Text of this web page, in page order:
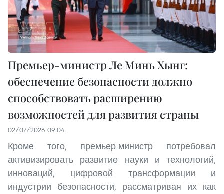
Премьер-министр Ле Минь Хынг:
обеспечение безопасности должно
способствовать расширению
возможностей для развития страны
02/07/2026 09:04
Кроме того, премьер-министр потребовал
активизировать развитие науки и технологий,
инноваций, цифровой трансформации и
индустрии безопасности, рассматривая их как